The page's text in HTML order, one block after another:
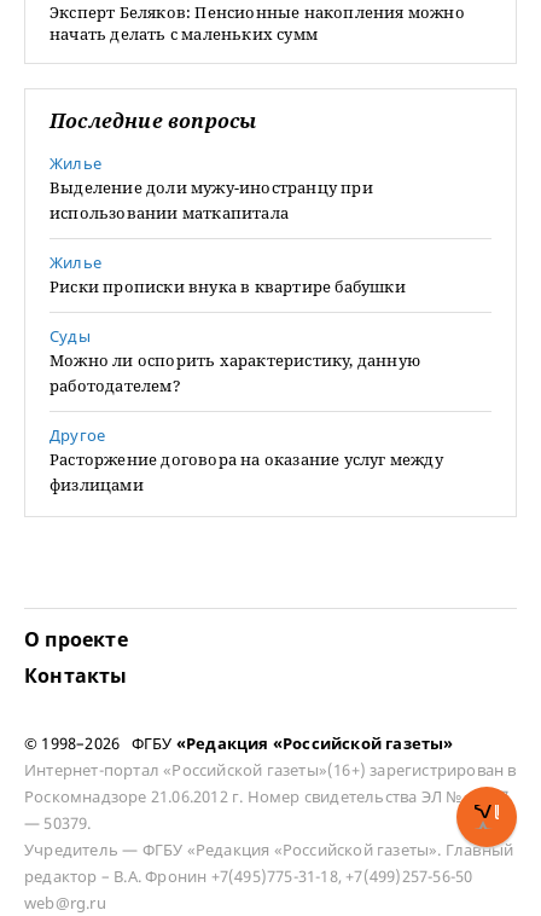
Эксперт Беляков: Пенсионные накопления можно
начать делать с маленьких сумм
Последние вопросы
Жилье
Выделение доли мужу-иностранцу при
использовании маткапитала
Жилье
Риски прописки внука в квартире бабушки
Суды
Можно ли оспорить характеристику, данную
работодателем?
Другое
Расторжение договора на оказание услуг между
физлицами
О проекте
Контакты
© 1998–2026 ФГБУ «Редакция «Российской газеты»
Интернет-портал «Российской газеты»(16+) зарегистрирован в
Роскомнадзоре 21.06.2012 г. Номер свидетельства ЭЛ № ФС 77
— 50379.
Учредитель — ФГБУ «Редакция «Российской газеты». Главный
редактор – В.А. Фронин +7(495)775-31-18, +7(499)257-56-50
web@rg.ru